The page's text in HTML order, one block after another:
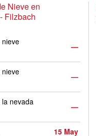
Nieve en
Filzbach
nieve
—
nieve
—
nevada
—
15 May